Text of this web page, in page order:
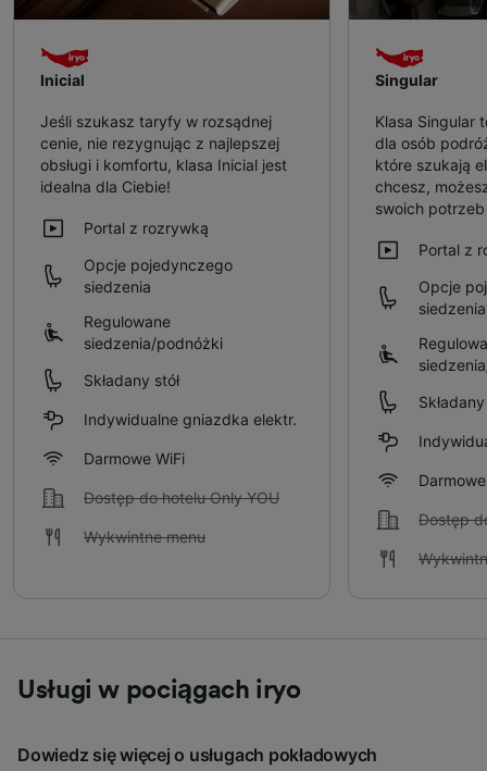
Inicial
Jeśli szukasz taryfy w rozsądnej
cenie, nie rezygnując z najlepszej
obsługi i komfortu, klasa Inicial jest
idealna dla Ciebie!
Portal z rozrywką
Opcje pojedynczego
siedzenia
Regulowane
siedzenia/podnóżki
Składany stół
Indywidualne gniazdka elektr.
Darmowe WiFi
Dostęp do hotelu Only YOU
Wykwintne menu
Singular
Klasa Singular
dla osób
które szukają
chcesz,
swoich
Portal z
Opcje
siedzenia
Składany
Dostęp
Usługi w pociągach iryo
Dowiedz się więcej o usługach pokładowych